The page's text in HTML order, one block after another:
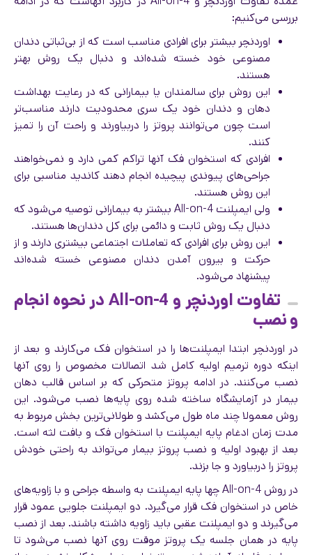
بررسی می‌کنیم:
اوردنچر بیشتر برای افرادی مناسب است که از بی‌ثباتی دندان
مصنوعی خود خسته شده‌اند و دنبال یک روش بهتر
هستند.
این روش برای سالمندان یا بیمارانی که در رعایت بهداشت
دهان و دندان خود یک سری محدودیت دارند مناسب‌تر
است چون می‌توانند پروتز را دربیاورند و راحت آن را تمیز
کنند.
افرادی که استخوان فک آنها تراکم کمی دارد و نمی‌خواهند
جراحی‌های پیوندی پیچیده انجام دهند کاندید مناسبی برای
این روش هستند.
ولی ایمپلنت All-on-4 بیشتر به بیمارانی توصیه می‌شود که
دنبال یک روش ثابت و دائمی برای کل دندان‌ها هستند.
این روش برای افرادی که تعاملات اجتماعی بیشتری دارند و از
حرکت و بیرون آمدن دندان مصنوعی خسته شده‌اند
پیشنهاد می‌شود.
تفاوت اوردنچر و All-on-4 در نحوه انجام
و نصب
در اوردنچر ابتدا ایمپلنت‌ها را در استخوان فک می‌کارند و بعد از
اینکه دوره ترمیم اولیه کامل شد اتصالات مخصوص را روی آنها
نصب می‌کنند. در ادامه پروتز متحرکی که بر اساس قالب دهان
بیمار در آزمایشگاه ساخته شده روی پایه‌ها نصب می‌شود. این
روش معمولا چند ماه طول می‌کشد و طولانی‌ترین بخش مربوط به
مدت زمان ادغام پایه ایمپلنت با استخوان فک و بافت لثه است.
بعد از بهبود اولیه و نصب پروتز بیمار می‌تواند به راحتی خودش
پروتز را دربیاورد و جا بزند.
در روش All-on-4 چها پایه ایمپلنت به واسطه جراحی و با زاویه‌های
خاص در استخوان فک قرار می‌گیرد. دو ایمپلنت جلویی عمود قرار
می‌گیرند و دو ایمپلنت عقبی باید زاویه داشته باشند. بعد از نصب
پایه در همان جلسه یک پروتز موقت روی آنها نصب می‌شود تا